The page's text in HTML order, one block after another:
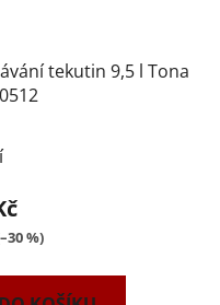
tekutin 9,5 l Tona
%)